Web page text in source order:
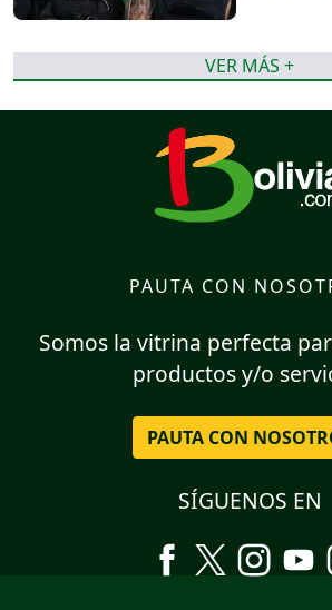
VER MÁS +
PAUTA CON
Somos la vitrina perfecta
productos y/o
PAUTA CON
SÍGUENOS EN